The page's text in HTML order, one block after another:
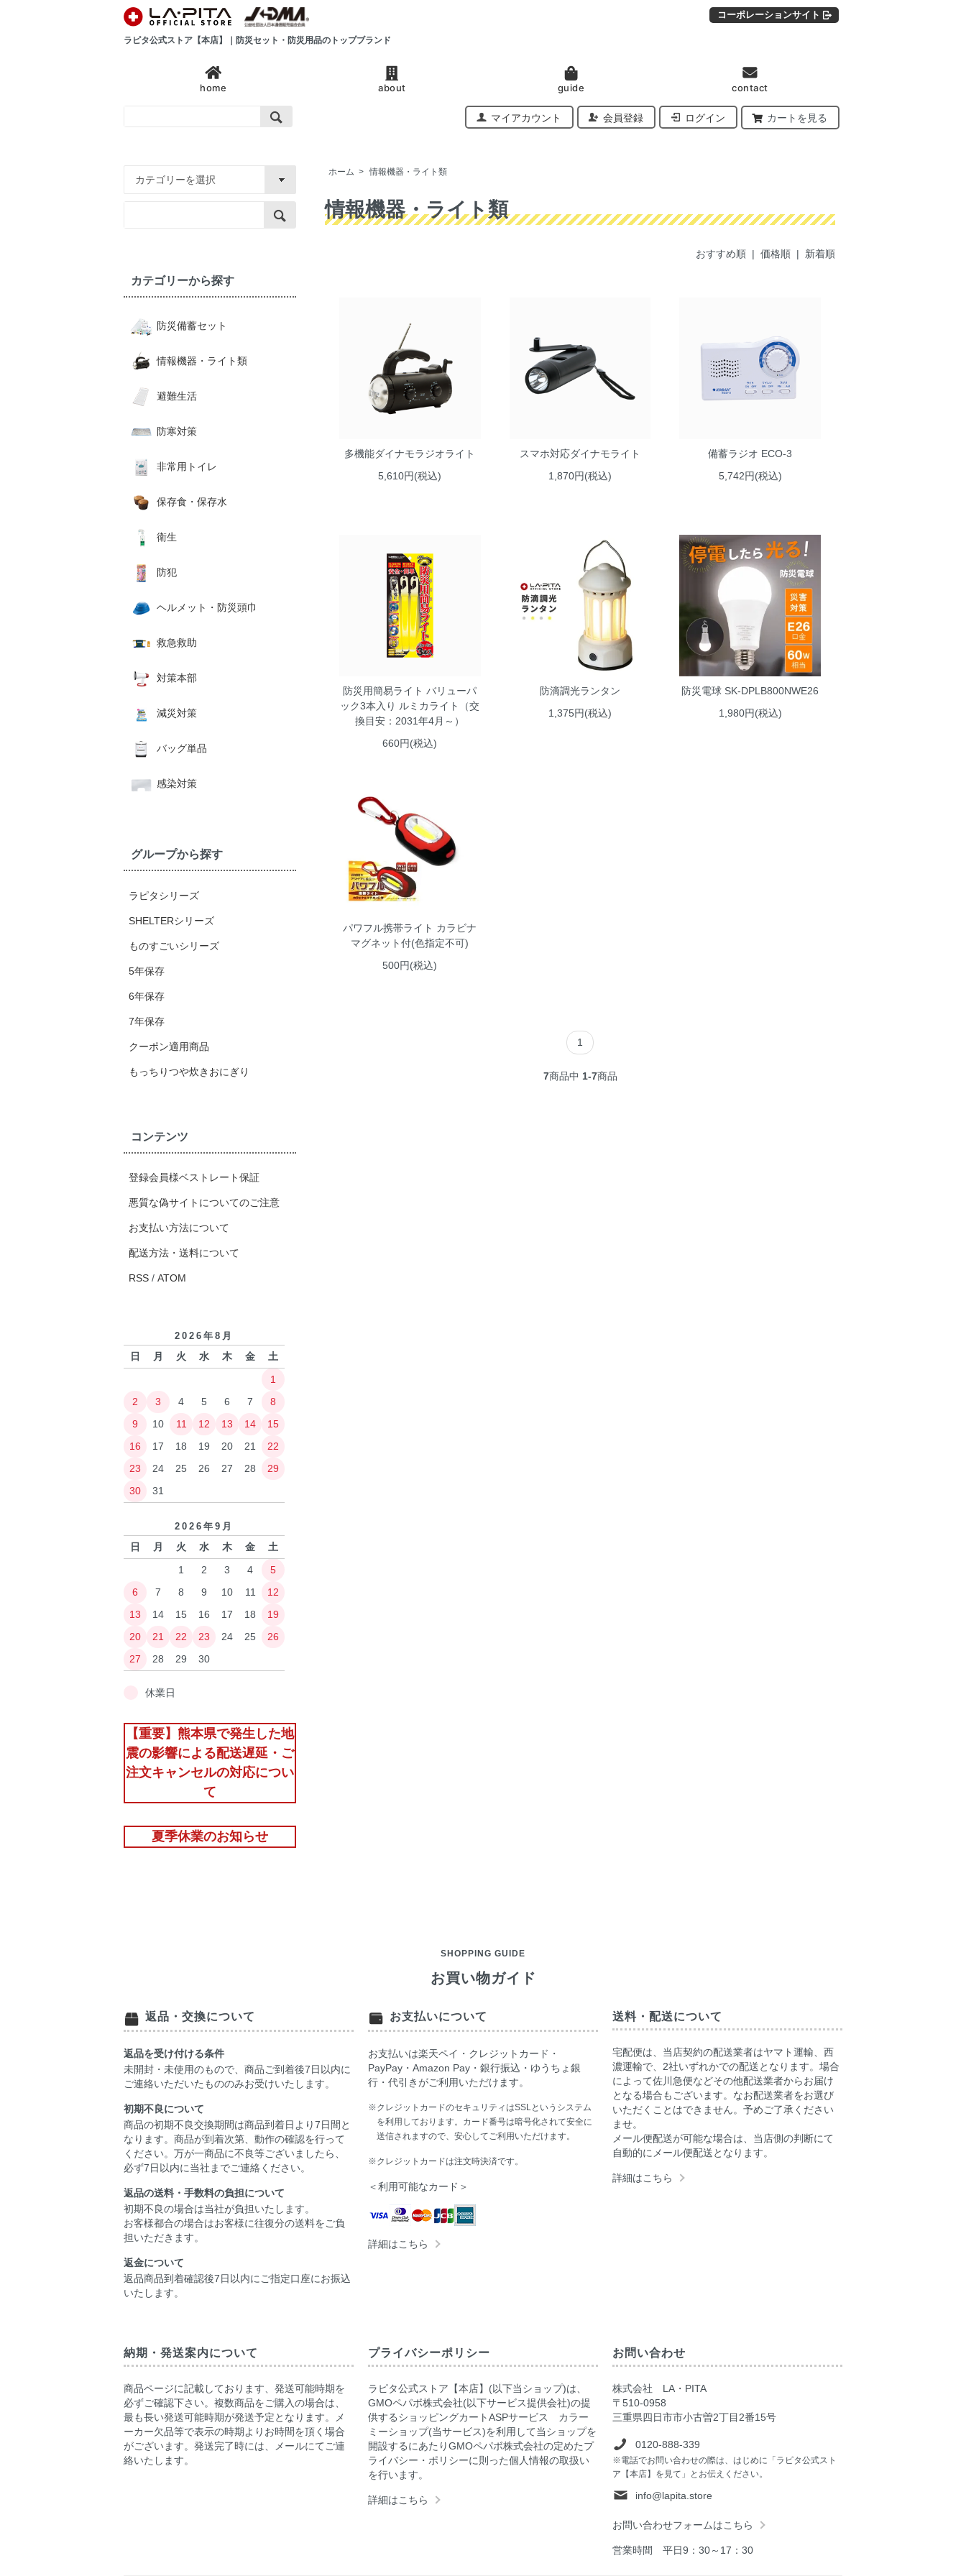
ラピタ公式ストア【本店】｜防災セット・防災用品のトップブランド
コーポレーションサイト
home about guide contact
マイアカウント 会員登録 ログイン カートを見る
ホーム > 情報機器・ライト類
情報機器・ライト類
おすすめ順 | 価格順 | 新着順
多機能ダイナモラジオライト
5,610円(税込)
スマホ対応ダイナモライト
1,870円(税込)
備蓄ラジオ ECO-3
5,742円(税込)
防災用簡易ライト バリューパ
ック3本入り ルミカライト（交
換目安：2031年4月～）
660円(税込)
防滴調光ランタン
1,375円(税込)
防災電球 SK-DPLB800NWE26
1,980円(税込)
パワフル携帯ライト カラビナ
マグネット付(色指定不可)
500円(税込)
1
7商品中 1-7商品
カテゴリーから探す
防災備蓄セット
情報機器・ライト類
避難生活
防寒対策
非常用トイレ
保存食・保存水
衛生
防犯
ヘルメット・防災頭巾
救急救助
対策本部
減災対策
バッグ単品
感染対策
グループから探す
ラピタシリーズ
SHELTERシリーズ
ものすごいシリーズ
5年保存
6年保存
7年保存
クーポン適用商品
もっちりつや炊きおにぎり
コンテンツ
登録会員様ベストレート保証
悪質な偽サイトについてのご注意
お支払い方法について
配送方法・送料について
RSS / ATOM
2026年8月
日 月 火 水 木 金
土
1
2
3 4 5 6 7
8
9
10 11 12 13 14
15
16
17 18 19 20 21
22
23
24 25 26 27 28
29
30
31
2026年9月
日 月 火 水 木 金
土
1
2 3 4
5
6
7 8 9 10 11
12
13
14 15 16 17 18
19
20
21 22 23 24 25
26
27
28 29 30
休業日
【重要】熊本県で発生した地
震の影響による配送遅延・ご
注文キャンセルの対応につい
て
夏季休業のお知らせ
SHOPPING GUIDE
お買い物ガイド
返品・交換について
返品を受け付ける条件
未開封・未使用のもので、商品ご到着後7日以内に
ご連絡いただいたもののみお受けいたします。
初期不良について
商品の初期不良交換期間は商品到着日より7日間と
なります。商品が到着次第、動作の確認を行って
ください。万が一商品に不良等ございましたら、
必ず7日以内に当社までご連絡ください。
返品の送料・手数料の負担について
初期不良の場合は当社が負担いたします。
お客様都合の場合はお客様に往復分の送料をご負
担いただきます。
返金について
返品商品到着確認後7日以内にご指定口座にお振込
いたします。
お支払いについて
お支払いは楽天ペイ・クレジットカード・
PayPay・Amazon Pay・銀行振込・ゆうちょ銀
行・代引きがご利用いただけます。
※クレジットカードのセキュリティはSSLというシステム
を利用しております。カード番号は暗号化されて安全に
送信されますので、安心してご利用いただけます。
※クレジットカードは注文時決済です。
＜利用可能なカード＞
詳細はこちら
送料・配送について
宅配便は、当店契約の配送業者はヤマト運輸、西
濃運輸で、2社いずれかでの配送となります。場合
によって佐川急便などその他配送業者からお届け
となる場合もございます。なお配送業者をお選び
いただくことはできません。予めご了承ください
ませ。
メール便配送が可能な場合は、当店側の判断にて
自動的にメール便配送となります。
詳細はこちら
納期・発送案内について
商品ページに記載しております、発送可能時期を
必ずご確認下さい。複数商品をご購入の場合は、
最も長い発送可能時期が発送予定となります。メ
ーカー欠品等で表示の時期よりお時間を頂く場合
がございます。発送完了時には、メールにてご連
絡いたします。
プライバシーポリシー
ラピタ公式ストア【本店】(以下当ショップ)は、
GMOペパボ株式会社(以下サービス提供会社)の提
供するショッピングカートASPサービス カラー
ミーショップ(当サービス)を利用して当ショップを
開設するにあたりGMOペパボ株式会社の定めたプ
ライバシー・ポリシーに則った個人情報の取扱い
を行います。
詳細はこちら
お問い合わせ
株式会社 LA・PITA
〒510-0958
三重県四日市市小古曽2丁目2番15号
0120-888-339
※電話でお問い合わせの際は、はじめに「ラピタ公式スト
ア【本店】を見て」とお伝えください。
info@lapita.store
お問い合わせフォームはこちら
営業時間 平日9：30～17：30